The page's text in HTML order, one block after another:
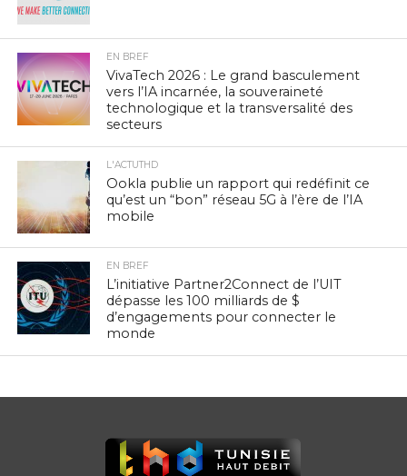
EN BREF
VivaTech 2026 : Le grand basculement
vers l’IA incarnée, la souveraineté
technologique et la transversalité des
secteurs
L'ACTUTHD
Ookla publie un rapport qui redéfinit ce
qu’est un “bon” réseau 5G à l’ère de l’IA
mobile
EN BREF
L’initiative Partner2Connect de l’UIT
dépasse les 100 milliards de $
d’engagements pour connecter le
monde